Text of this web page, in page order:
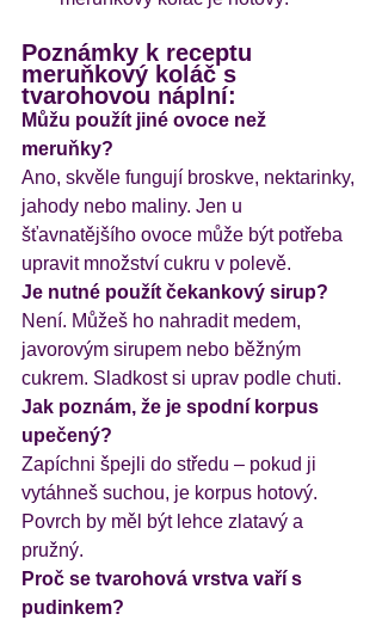
Poznámky k receptu
meruňkový koláč s
tvarohovou náplní:
Můžu použít jiné ovoce než
meruňky?
Ano, skvěle fungují broskve, nektarinky,
jahody nebo maliny. Jen u
šťavnatějšího ovoce může být potřeba
upravit množství cukru v polevě.
Je nutné použít čekankový sirup?
Není. Můžeš ho nahradit medem,
javorovým sirupem nebo běžným
cukrem. Sladkost si uprav podle chuti.
Jak poznám, že je spodní korpus
upečený?
Zapíchni špejli do středu – pokud ji
vytáhneš suchou, je korpus hotový.
Povrch by měl být lehce zlatavý a
pružný.
Proč se tvarohová vrstva vaří s
pudinkem?